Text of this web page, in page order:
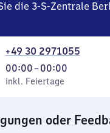
die 3-S-Zentrale
+49 30 2971055
00:00–00:00
Von
0
0
inkl. Feiertage
oder